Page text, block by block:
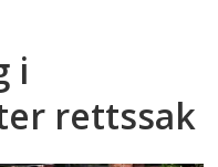
i
rettssak